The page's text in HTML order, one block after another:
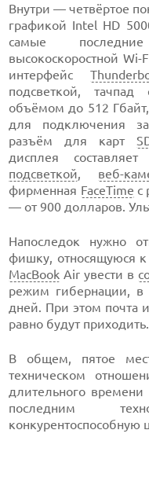
Внутри — четвёртое
графикой Intel HD
самые
высокоскоростной Wi-
интерфейс
подсветкой,
объёмом до 512
для подключения
разъём для карт
дисплея
подсветкой
веб-
фирменная FaceTime с
— от 900 долларов.
Напоследок нужно
фишку, относящуюся
MacBook Air увести в
режим гибернации,
дней. При этом почта
равно будут приходить.
В общем, пятое
техническом
длительного
последним
конкурентоспособную